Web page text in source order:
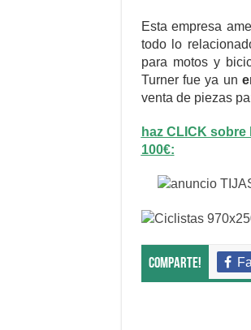
Esta empresa
todo lo
para motos y
Turner fue ya un
venta de piezas
haz CLICK
100€:
Comparte!